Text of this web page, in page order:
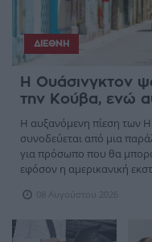
ΔΙΕΘΝΉ
Η Ουάσινγκτον
την Κούβα, ενώ
Η αυξανόμενη πίεση των
συνοδεύεται από μια
για πρόσωπο που θα
εφόσον η αμερικανική
08 Αυγούστου 2026